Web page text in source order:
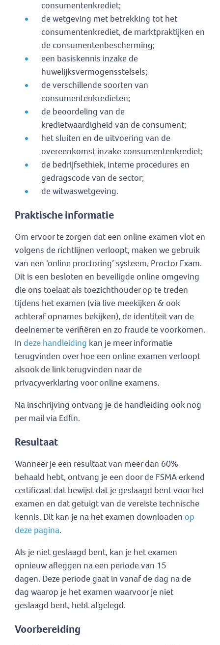
consumentenkrediet;
de wetgeving met betrekking tot het
consumentenkrediet, de marktpraktijken en
de consumentenbescherming;
een basiskennis inzake de
huwelijksvermogensstelsels;
de verschillende soorten van
consumentenkredieten;
de beoordeling van de
kredietwaardigheid van de consument;
het sluiten en de uitvoering van de
overeenkomst inzake consumentenkrediet;
de bedrijfsethiek, interne procedures en
gedragscode van de sector;
de witwaswetgeving.
Praktische informatie
Om ervoor te zorgen dat een online examen vlot en
volgens de richtlijnen verloopt, maken we gebruik
van een ‘online proctoring’ systeem, Proctor Exam.
Dit is een besloten en beveiligde online omgeving
die ons toelaat als toezichthouder op te treden
tijdens het examen (via live meekijken & ook
achteraf opnames bekijken), de identiteit van de
deelnemer te verifiëren en zo fraude te voorkomen.
In deze handleiding kan je meer informatie
terugvinden over hoe een online examen verloopt
alsook de link terugvinden naar de
privacyverklaring voor online examens.
Na inschrijving ontvang je de handleiding ook nog
per mail via Edfin.
Resultaat
Wanneer je een resultaat van meer dan 60%
behaald hebt, ontvang je een door de FSMA erkend
certificaat dat bewijst dat je geslaagd bent voor het
examen en dat getuigt van de vereiste technische
kennis. Dit kan je na het examen downloaden op
deze pagina.
Als je niet geslaagd bent, kan je het examen
opnieuw afleggen na een periode van 15
dagen. Deze periode gaat in vanaf de dag na de
dag waarop je het examen waarvoor je niet
geslaagd bent, hebt afgelegd.
Voorbereiding